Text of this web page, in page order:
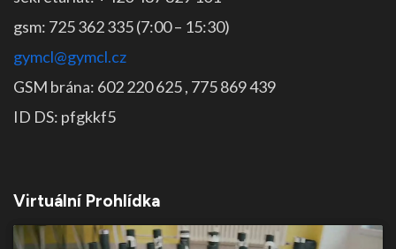
gsm: 725 362 335 (7:00 – 15:30)
gymcl@gymcl.cz
GSM brána: 602 220 625 , 775 869 439
ID DS: pfgkkf5
Virtuální Prohlídka